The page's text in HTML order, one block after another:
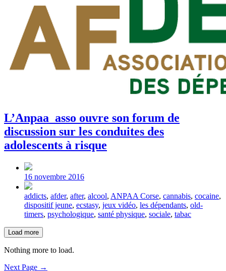
L’Anpaa_asso ouvre son forum de
discussion sur les conduites des
adolescents à risque
Post
date
16 novembre 2016
Tagged
with
addicts, afder, after, alcool, ANPAA Corse, cannabis, cocaine,
dispositif jeune, ecstasy, jeux vidéo, les dépendants, old-
timers, psychologique, santé physique, sociale, tabac
Load more
Nothing more to load.
Next Page →